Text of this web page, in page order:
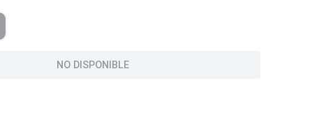
NO DISPONIBLE